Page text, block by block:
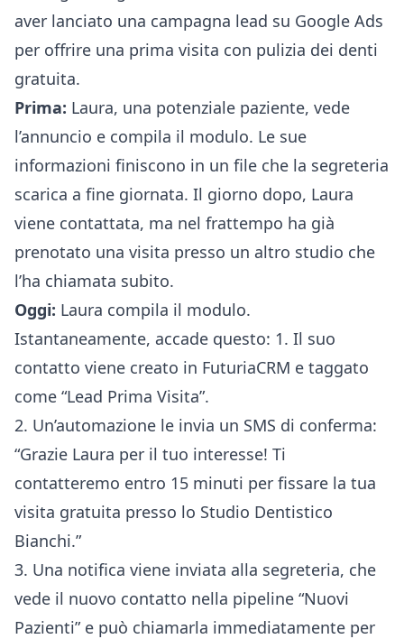
aver lanciato una campagna lead su Google Ads
per offrire una prima visita con pulizia dei denti
gratuita.
Prima: Laura, una potenziale paziente, vede
l’annuncio e compila il modulo. Le sue
informazioni finiscono in un file che la segreteria
scarica a fine giornata. Il giorno dopo, Laura
viene contattata, ma nel frattempo ha già
prenotato una visita presso un altro studio che
l’ha chiamata subito.
Oggi: Laura compila il modulo.
Istantaneamente, accade questo: 1. Il suo
contatto viene creato in FuturiaCRM e taggato
come “Lead Prima Visita”.
2. Un’automazione le invia un SMS di conferma:
“Grazie Laura per il tuo interesse! Ti
contatteremo entro 15 minuti per fissare la tua
visita gratuita presso lo Studio Dentistico
Bianchi.”
3. Una notifica viene inviata alla segreteria, che
vede il nuovo contatto nella pipeline “Nuovi
Pazienti” e può chiamarla immediatamente per